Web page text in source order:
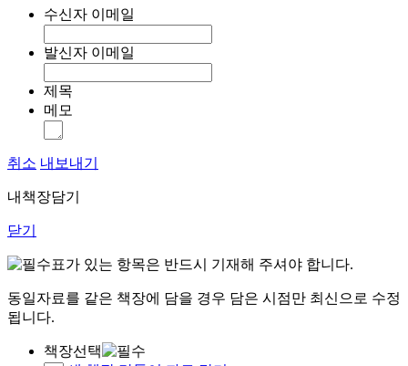
수신자 이메일
발신자 이메일
제목
메모
취소 내보내기
내책장담기
닫기
표가 있는 항목은 반드시 기재해 주셔야 합니다.
동일자료를 같은 책장에 담을 경우 담은 시점만 최신으로 수정
됩니다.
책장선택